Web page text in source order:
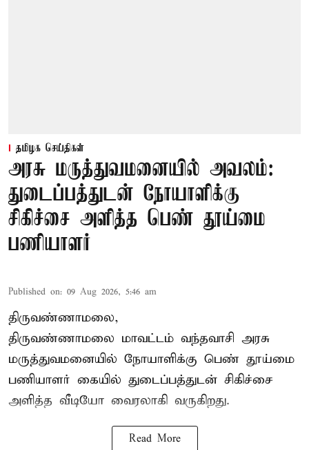
தமிழக செய்திகள்
அரசு மருத்துவமனையில் அவலம்:
துடைப்பத்துடன் நோயாளிக்கு
சிகிச்சை அளித்த பெண் தூய்மை
பணியாளர்
Published on: 09 Aug 2026, 5:46 am
திருவண்ணாமலை,
திருவண்ணாமலை மாவட்டம் வந்தவாசி அரசு
மருத்துவமனையில் நோயாளிக்கு பெண் தூய்மை
பணியாளர் கையில் துடைப்பத்துடன் சிகிச்சை
அளித்த வீடியோ வைரலாகி வருகிறது.
Read More